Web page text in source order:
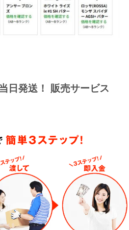
日発送！ 販売サービス